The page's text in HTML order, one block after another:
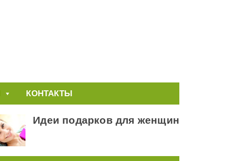
КОНТАКТЫ
Идеи подарков для женщин